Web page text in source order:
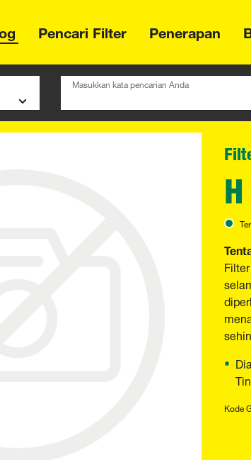
Pencari Filter Penerapan
Masukkan kata pencarian Anda
Kode